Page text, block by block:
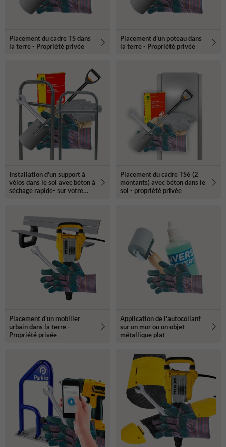
Placement du cadre TS dans
la terre - Propriété privée
Placement d'un poteau dans
la terre - Propriété privée
Installation d'un support à
vélos dans le sol avec béton à
séchage rapide- sur votre
Placement du cadre TS6 (2
montants) avec béton dans le
sol - propriété privée
Placement d'un mobilier
urbain dans la terre -
Propriété privée
Application de l'autocollant
sur un mur ou un objet
métallique plat